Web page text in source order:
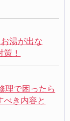
湯が出な
！
理で困ったら
べき内容と